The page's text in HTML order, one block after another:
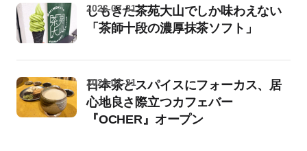
しもきた茶苑大山でしか味わえない
「茶師十段の濃厚抹茶ソフト」
2026-07-31
日本茶とスパイスにフォーカス、居
心地良さ際立つカフェバー
『OCHER』オープン
2026-07-31